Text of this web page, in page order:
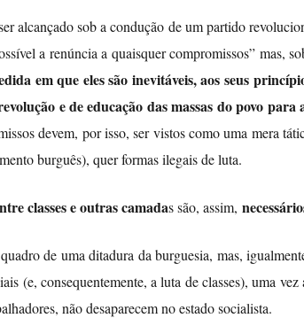
alcançado sob a condução de um partido
a renúncia a quaisquer compromissos” mas,
em que eles são inevitáveis, aos seus
e de educação das massas do povo
devem, por isso, ser vistos como uma mera
burguês), quer formas ilegais de luta.
classes e outras camadas são, assim,
de uma ditadura da burguesia, mas,
(e, consequentemente, a luta de classes), uma
não desaparecem no estado socialista.